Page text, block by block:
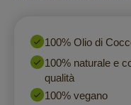
100% Olio di
100% naturale e
qualità
100% vegano